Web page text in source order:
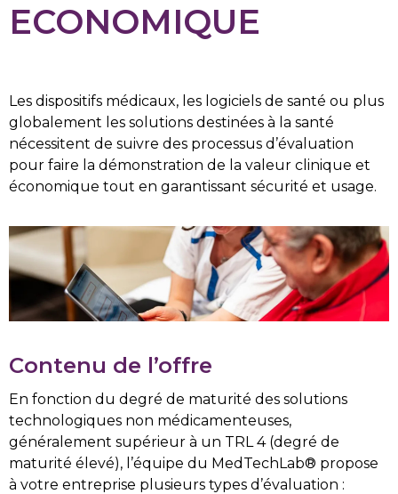
ECONOMIQUE
Les dispositifs médicaux, les logiciels de santé ou plus
globalement les solutions destinées à la santé
nécessitent de suivre des processus d’évaluation
pour faire la démonstration de la valeur clinique et
économique tout en garantissant sécurité et usage.
Contenu de l’offre
En fonction du degré de maturité des solutions
technologiques non médicamenteuses,
généralement supérieur à un TRL 4 (degré de
maturité élevé), l’équipe du MedTechLab® propose
à votre entreprise plusieurs types d’évaluation :